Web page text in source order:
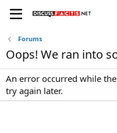
Forums
Oops! We ran into
An error occurred while
try again later.